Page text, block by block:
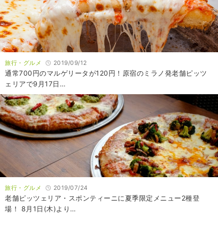
旅行・グルメ 2019/09/12
通常700円のマルゲリータが120円！原宿のミラノ発老舗ピッツ
ェリアで9月17日…
旅行・グルメ 2019/07/24
老舗ピッツェリア・スポンティーニに夏季限定メニュー2種登
場！ 8月1日(木)より…